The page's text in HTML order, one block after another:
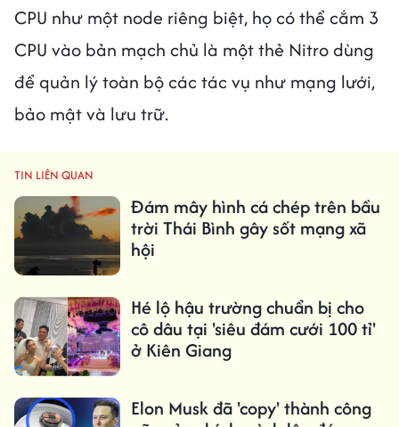
CPU như một node riêng biệt, họ có thể cắm 3
CPU vào bản mạch chủ là một thẻ Nitro dùng
để quản lý toàn bộ các tác vụ như mạng lưới,
bảo mật và lưu trữ.
TIN LIÊN QUAN
Đám mây hình cá chép trên bầu
trời Thái Bình gây sốt mạng xã
hội
Hé lộ hậu trường chuẩn bị cho
cô dâu tại 'siêu đám cưới 100 tỉ'
ở Kiên Giang
Elon Musk đã 'copy' thành công